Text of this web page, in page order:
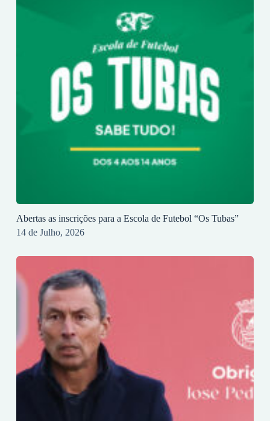
Abertas as inscrições para a Escola de Futebol “Os Tubas”
14 de Julho, 2026